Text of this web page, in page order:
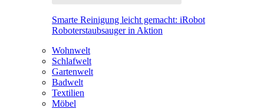
Smarte Reinigung leicht gemacht: iRobot
Roboterstaubsauger in Aktion
Wohnwelt
Schlafwelt
Gartenwelt
Badwelt
Textilien
Möbel